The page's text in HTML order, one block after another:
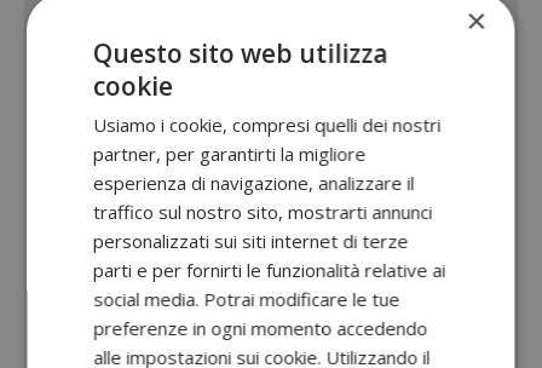
×
Questo sito web utilizza
cookie
Usiamo i cookie, compresi quelli dei nostri
partner, per garantirti la migliore
esperienza di navigazione, analizzare il
traffico sul nostro sito, mostrarti annunci
personalizzati sui siti internet di terze
parti e per fornirti le funzionalità relative ai
social media. Potrai modificare le tue
preferenze in ogni momento accedendo
alle impostazioni sui cookie. Utilizzando il